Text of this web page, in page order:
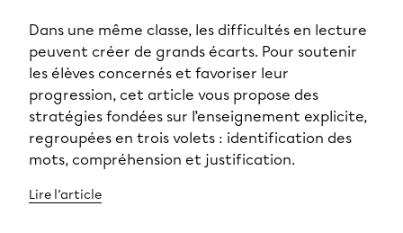
Dans une même classe, les difficultés en lecture
peuvent créer de grands écarts. Pour soutenir
les élèves concernés et favoriser leur
progression, cet article vous propose des
stratégies fondées sur l’enseignement explicite,
regroupées en trois volets : identification des
mots, compréhension et justification.
Lire l’article